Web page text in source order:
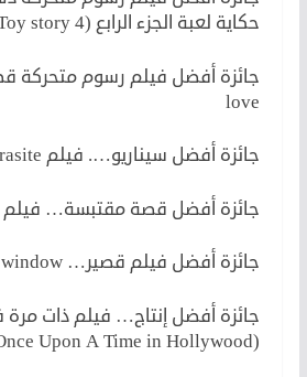
حكاية لعبة الجزء الرابع (Toy story 4)
love
جائزة أفضل سيناريو…. فيلم Parasite
جائزة أفضل قصة مقتبسة… فيلم Jojo Rabbit
جائزة أفضل فيلم قصير… The neighbors window
جائزة أفضل إنتاج… فيلم ذات
(Once Upon A Time in Hollywood)